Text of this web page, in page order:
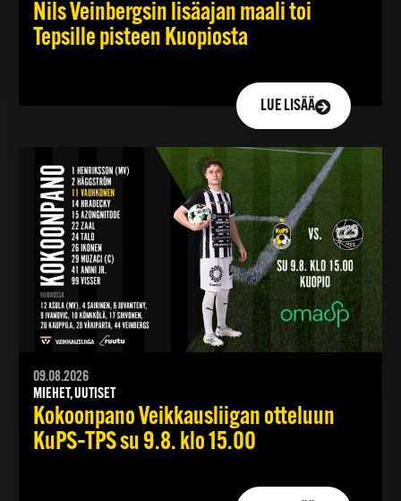
Nils Veinbergsin lisäajan maali toi
Tepsille pisteen Kuopiosta
LUE LISÄÄ
09.08.2026
MIEHET, UUTISET
Kokoonpano Veikkausliigan otteluun
KuPS–TPS su 9.8. klo 15.00